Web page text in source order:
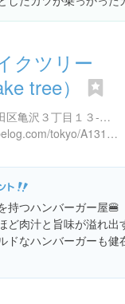
クツリー
tree）
東京都墨田区亀沢３丁目１３-６ 岩崎ビル 1F
https://tabelog.com/tokyo/A1312/A131201/13134063/
持つハンバーガー屋🍔
ど肉汁と旨味が溢れ
ドなハンバーガーも健